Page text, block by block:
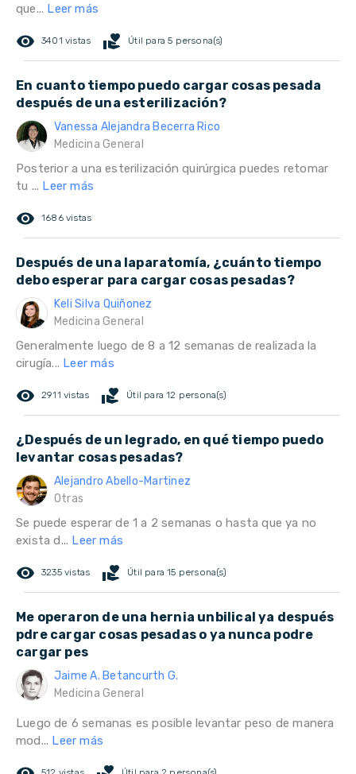
que... Leer más
remove_red_eye 3401 vistas volunteer_activism Útil para 5 persona(s)
En cuanto tiempo puedo cargar cosas pesada
después de una esterilización?
Vanessa Alejandra Becerra Rico
Medicina General
Posterior a una esterilización quirúrgica puedes retomar
tu ... Leer más
remove_red_eye 1686 vistas
Después de una laparatomía, ¿cuánto tiempo
debo esperar para cargar cosas pesadas?
Keli Silva Quiñonez
Medicina General
Generalmente luego de 8 a 12 semanas de realizada la
cirugía... Leer más
remove_red_eye 2911 vistas volunteer_activism Útil para 12 persona(s)
¿Después de un legrado, en qué tiempo puedo
levantar cosas pesadas?
Alejandro Abello-Martinez
Otras
Se puede esperar de 1 a 2 semanas o hasta que ya no
exista d... Leer más
remove_red_eye 3235 vistas volunteer_activism Útil para 15 persona(s)
Me operaron de una hernia unbilical ya después
pdre cargar cosas pesadas o ya nunca podre
cargar pes
Jaime A. Betancurth G.
Medicina General
Luego de 6 semanas es posible levantar peso de manera
mod... Leer más